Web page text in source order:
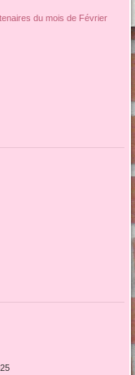
du mois de Février